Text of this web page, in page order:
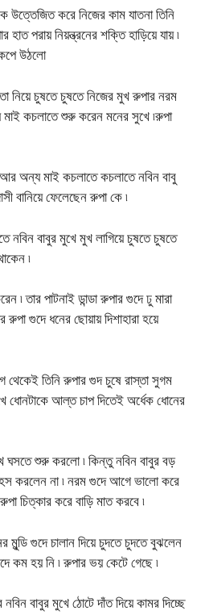
উত্তেজিত করে নিজের কাম যাতনা তিনি
হাত পরায় নিয়ন্ত্রনের শক্তি হাড়িয়ে যায় ৷
উঠলো
নিয়ে চুষতে চুষতে নিজের মুখ রুপার নরম
মাই কচলাতে শুরু করেন মনের সুখে ৷রুপা
অন্য মাই কচলাতে কচলাতে নবিন বাবু
বানিয়ে ফেলেছেন রুপা কে ৷
নবিন বাবুর মুখে মুখ লাগিয়ে চুষতে চুষতে
৷
৷ তার পাটনাই ডান্ডা রুপার গুদে ঢু মারা
গুদে ধনের ছোয়ায় দিশাহারা হয়ে
থেকেই তিনি রুপার গুদ চুষে রাস্তা সুগম
ধোনটাকে আল্ত চাপ দিতেই অর্ধেক ধোনের
ঘসতে শুরু করলো ৷ কিন্তু নবিন বাবুর বড়
করলেন না ৷ নরম গুদে আগে ভালো করে
চিত্কার করে বাড়ি মাত করবে ৷
গুদে চালান দিয়ে চুদতে চুদতে বুঝলেন
কম হয় নি ৷ রুপার ভয় কেটে গেছে ৷
বাবুর মুখে ঠোটে দাঁত দিয়ে কামর দিচ্ছে